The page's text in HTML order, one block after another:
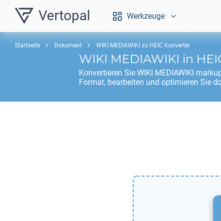
Vertopal Werkzeuge
Startseite Dokument WIKI MEDIAWIKI zu HEIC Konverter
WIKI MEDIAWIKI in
Konvertieren Sie WIKI MEDIAWIKI
Format, bearbeiten und optimieren Sie